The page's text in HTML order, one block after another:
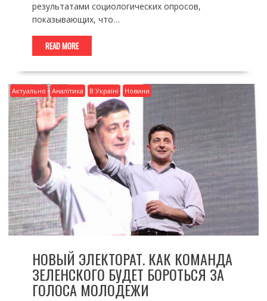
результатами социологических опросов,
показывающих, что…
READ MORE
Актуально Аналітика В Україні Новини
НОВЫЙ ЭЛЕКТОРАТ. КАК КОМАНДА
ЗЕЛЕНСКОГО БУДЕТ БОРОТЬСЯ ЗА
ГОЛОСА МОЛОДЕЖИ